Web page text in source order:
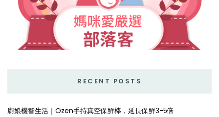
RECENT POSTS
廚娘機智生活｜Ozen手持真空保鮮棒，延長保鮮3-5倍